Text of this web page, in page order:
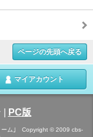
ページの先頭へ戻る
マイアカウント
PC版
ーム｣ Copyright © 2009 cbs-